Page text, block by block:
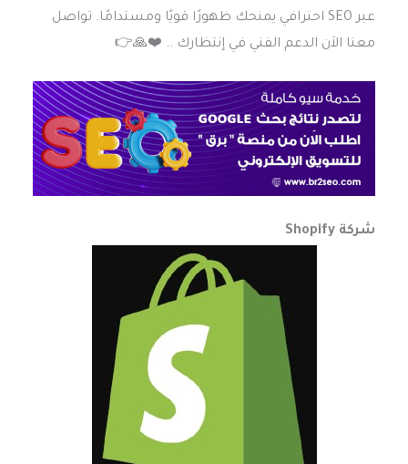
عبر SEO احترافي يمنحك ظهورًا قويًا ومستدامًا. تواصل
معنا الاَن الدعم الفني في إنتظارك .. ❤️️🙏👉
شركة Shopify